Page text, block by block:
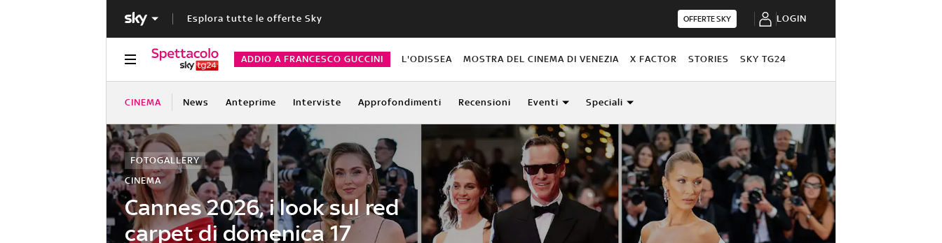
Esplora tutte le offerte Sky OFFERTE SKY LOGIN
ADDIO A FRANCESCO GUCCINI L'ODISSEA MOSTRA DEL CINEMA DI VENEZIA X FACTOR STORIES SKY TG24
CINEMA News Anteprime Interviste Approfondimenti Recensioni Eventi Speciali
Cannes 2026, i look sul red
carpet di domenica 17
CINEMA
FOTOGALLERY